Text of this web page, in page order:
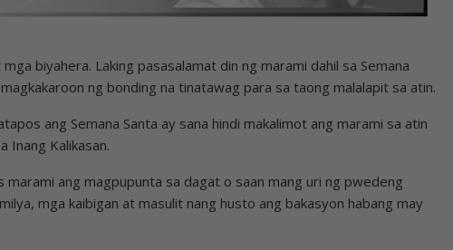
biyahera. Laking pasasalamat din ng marami dahil sa Semana
ng bonding na tinatawag para sa taong malalapit sa atin.
ang Semana Santa ay sana hindi makalimot ang marami sa atin
I­nang Kalikasan.
marami ang magpupunta sa dagat o saan mang uri ng pwedeng
mga kaibigan at masulit nang husto ang bakasyon habang may